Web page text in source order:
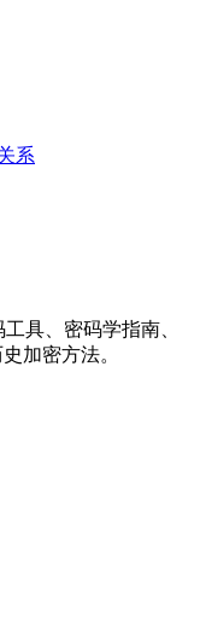
系
具、密码学指南、
加密方法。